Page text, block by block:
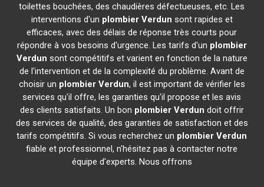
toilettes bouchées, des chaudières défectueuses, etc. Les
interventions d'un plombier Verdun sont rapides et
efficaces, avec des délais de réponse très courts pour
répondre à vos besoins d'urgence. Les tarifs d'un plombier
Verdun sont compétitifs et varient en fonction de la nature
de l'intervention et de la complexité du problème. Avant de
choisir un plombier Verdun, il est important de vérifier les
services qu'il offre, les garanties qu'il propose et les avis
des clients satisfaits. Un bon plombier Verdun doit offrir
des services de qualité, des garanties de satisfaction et des
tarifs compétitifs. Si vous recherchez un plombier Verdun
fiable et professionnel, n'hésitez pas à contacter notre
équipe d'experts. Nous offrons